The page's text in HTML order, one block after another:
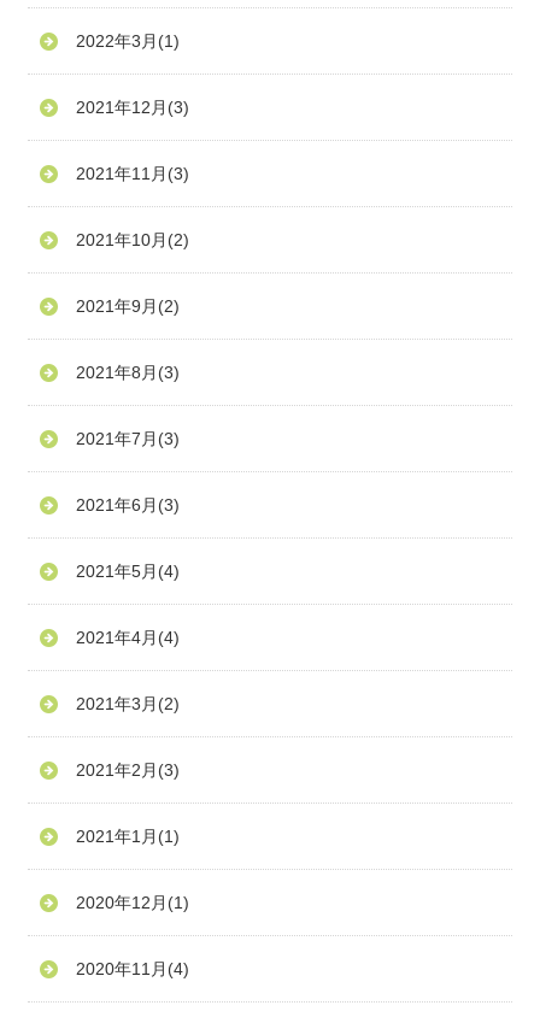
2022年3月 (1)
2021年12月 (3)
2021年11月 (3)
2021年10月 (2)
2021年9月 (2)
2021年8月 (3)
2021年7月 (3)
2021年6月 (3)
2021年5月 (4)
2021年4月 (4)
2021年3月 (2)
2021年2月 (3)
2021年1月 (1)
2020年12月 (1)
2020年11月 (4)